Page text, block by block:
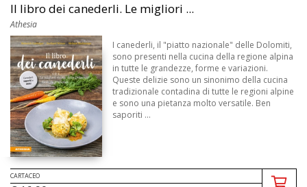
Il libro dei canederli. Le migliori ...
Athesia
I canederli, il "piatto nazionale" delle Dolomiti,
sono presenti nella cucina della regione alpina
in tutte le grandezze, forme e variazioni.
Queste delizie sono un sinonimo della cucina
tradizionale contadina di tutte le regioni alpine
e sono una pietanza molto versatile. Ben
saporiti ...
CARTACEO